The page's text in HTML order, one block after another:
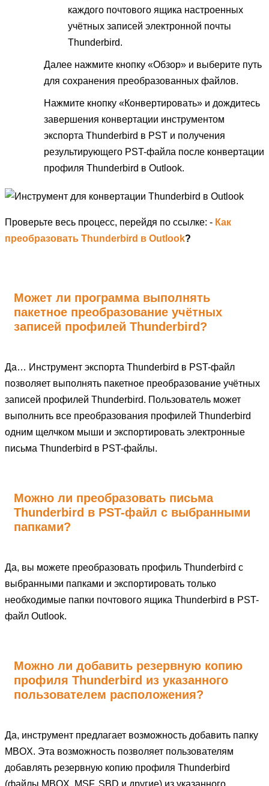
каждого почтового ящика настроенных
учётных записей электронной почты
Thunderbird.
Далее нажмите кнопку «Обзор» и выберите путь
для сохранения преобразованных файлов.
Нажмите кнопку «Конвертировать» и дождитесь
завершения конвертации инструментом
экспорта Thunderbird в PST и получения
результирующего PST-файла после конвертации
профиля Thunderbird в Outlook.
Проверьте весь процесс, перейдя по ссылке: - Как
преобразовать Thunderbird в Outlook?
Может ли программа выполнять
пакетное преобразование учётных
записей профилей Thunderbird?
Да… Инструмент экспорта Thunderbird в PST-файл
позволяет выполнять пакетное преобразование учётных
записей профилей Thunderbird. Пользователь может
выполнить все преобразования профилей Thunderbird
одним щелчком мыши и экспортировать электронные
письма Thunderbird в PST-файлы.
Можно ли преобразовать письма
Thunderbird в PST-файл с выбранными
папками?
Да, вы можете преобразовать профиль Thunderbird с
выбранными папками и экспортировать только
необходимые папки почтового ящика Thunderbird в PST-
файл Outlook.
Можно ли добавить резервную копию
профиля Thunderbird из указанного
пользователем расположения?
Да, инструмент предлагает возможность добавить папку
MBOX. Эта возможность позволяет пользователям
добавлять резервную копию профиля Thunderbird
(файлы MBOX, MSF, SBD и другие) из указанного